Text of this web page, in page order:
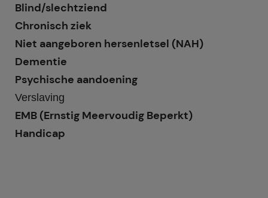
Blind/slechtziend
Chronisch ziek
Niet aangeboren hersenletsel (NAH)
Dementie
Psychische aandoening
Verslaving
EMB (Ernstig Meervoudig Beperkt)
Handicap